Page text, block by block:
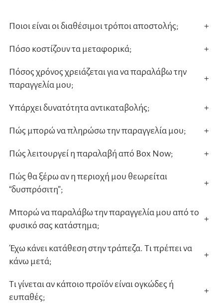
στη
του
Ποιοι είναι οι διαθέσιμοι τρόποι αποστολής; +
Πόσο κοστίζουν τα μεταφορικά; +
Πόσος χρόνος χρειάζεται για να παραλάβω την
παραγγελία μου;
+
Υπάρχει δυνατότητα αντικαταβολής; +
Πώς μπορώ να πληρώσω την παραγγελία μου; +
Πώς λειτουργεί η παραλαβή από Box Now; +
Πώς θα ξέρω αν η περιοχή μου θεωρείται
“δυσπρόσιτη”;
+
Μπορώ να παραλάβω την παραγγελία μου από το
φυσικό σας κατάστημα;
+
Έχω κάνει κατάθεση στην τράπεζα. Τι πρέπει να
κάνω μετά;
+
Τι γίνεται αν κάποιο προϊόν είναι ογκώδες ή
ευπαθές;
+